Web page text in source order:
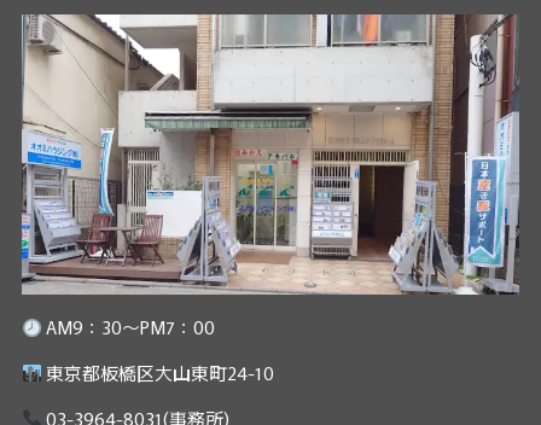
AM9：30～PM7：00
東京都板橋区大山東町24-10
03-3964-8031(事務所)